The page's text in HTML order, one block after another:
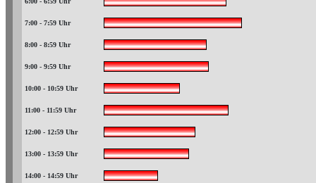
7:00 - 7:59 Uhr
8:00 - 8:59 Uhr
9:00 - 9:59 Uhr
10:00 - 10:59 Uhr
11:00 - 11:59 Uhr
12:00 - 12:59 Uhr
13:00 - 13:59 Uhr
14:00 - 14:59 Uhr